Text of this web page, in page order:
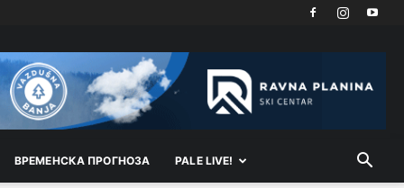
ВРEМEНСКА ПРОГНОЗА PALE LIVE!
izavist.Sve
dok si ziv gaji tri stvari
dobrotu,pamet i prijateljstvo!!
Анонимно2806721 јуче
državu jer genocidna tvorevina pravi smetnju a